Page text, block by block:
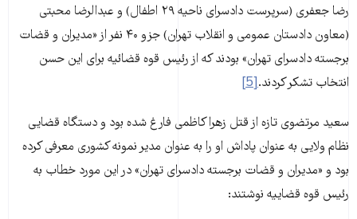
رضا جعفری (سرپرست دادسرای ناحیه ۲۹ اطفال) و عبدالرضا محبتی
(معاون دادستان عمومی و انقلاب تهران) جزو ۴۰ نفر از «مدیران و قضات
برجسته دادسرای تهران» بودند که از رئیس قوه قضائیه برای این حسن
انتخاب تشکر کردند.[5]
سعید مرتضوی تازه از قتل زهرا کاظمی فارغ شده بود و دستگاه قضایی
نظام ولایی به عنوان پاداش او را به عنوان مدیر نمونه کشوری معرفی کرده
بود و «مدیران و قضات برجسته دادسرای تهران» در این مورد خطاب به
رئیس قوه قضاییه نوشتند:‌